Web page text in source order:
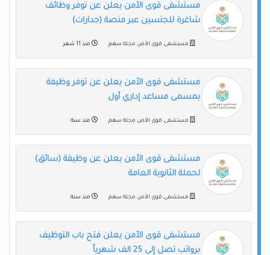
مستشفى قوى الأمن يعلن عن توفر وظائف
شاغرة للجنسين عبر منصة (جدارات)
مستشفى قوى الأمن مجلة سهم منذ 11 شهر
مستشفى قوى الأمن يعلن عن توفر وظيفة
بمسمى مساعد إداري أول
مستشفى قوى الأمن مجلة سهم منذ سنة
مستشفى قوى الأمن يعلن عن وظيفة (سائق)
لحملة الثانوية العامة
مستشفى قوى الأمن مجلة سهم منذ سنة
مستشفى قوى الأمن يعلن فتح باب التوظيف
برواتب تصل إلى 25 الف شهرياً